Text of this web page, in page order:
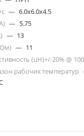
— 6.0x6.0x4.5
— 5.75
— 13
— 11
(uH)+/-20% @
рабочих температур